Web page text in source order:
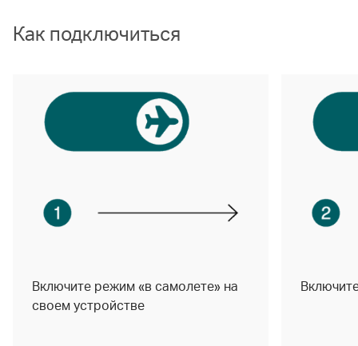
Как подключиться
Включите режим «в самолете» на
своем устройстве